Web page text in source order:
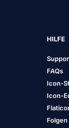
HILFE
FAQs
Icon-
Icon-
Folgen